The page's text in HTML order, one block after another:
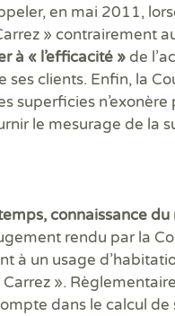
en mai 2011,
» contrairement
à « l’efficacité »de
ses clients. Enfin, la
superficies
le mesurage de la
connaissance du
rendu par la
à un usage
».
dans le calcul